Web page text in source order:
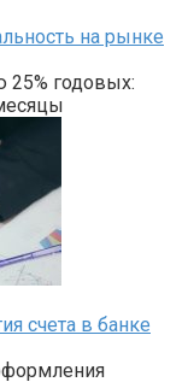
на рынке
25% годовых:
счета в банке